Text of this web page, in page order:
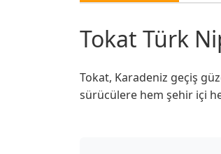
Tokat Türk
Tokat, Karadeniz geçiş
sürücülere hem şehir içi